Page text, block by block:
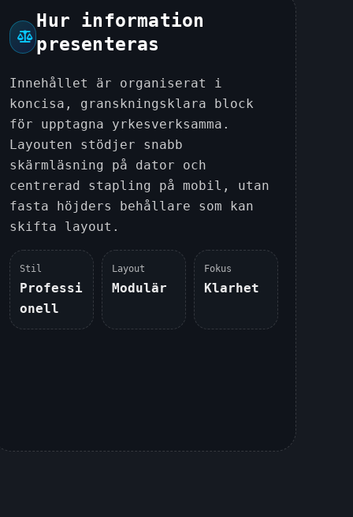
Hur information
presenteras
Innehållet är organiserat i
koncisa, granskningsklara block
för upptagna yrkesverksamma.
Layouten stödjer snabb
skärmläsning på dator och
centrerad stapling på mobil, utan
fasta höjders behållare som kan
skifta layout.
Stil
Professi
onell
Layout
Modulär
Fokus
Klarhet